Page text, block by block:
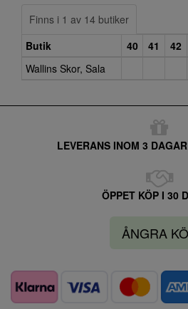
Finns i 1 av 14 butiker
Butik
40 41 42
Wallins Skor, Sala
LEVERANS INOM 3
ÖPPET KÖP I 30
ÅNGRA